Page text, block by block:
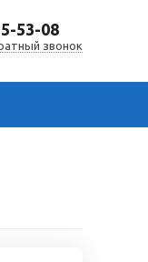
53-08
звонок